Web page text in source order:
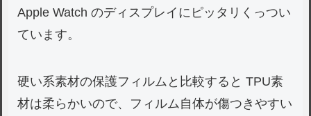
Apple Watch のディスプレイにピッタリくっつい
ています。
硬い系素材の保護フィルムと比較すると TPU素
材は柔らかいので、フィルム自体が傷つきやすい